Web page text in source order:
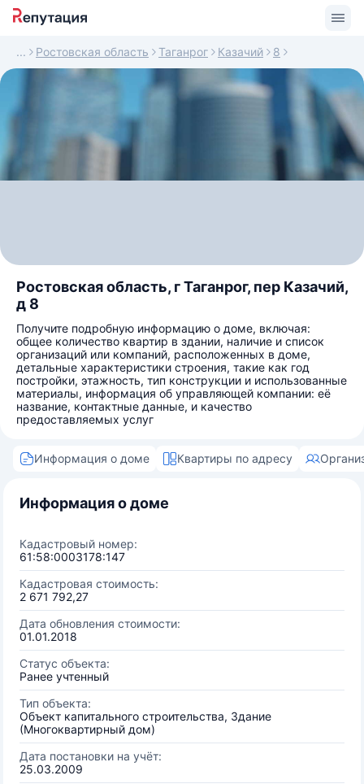
Ростовская область Таганрог Казачий 8
Ростовская область, г Таганрог, пер Казачий,
д 8
Получите подробную информацию о доме, включая:
общее количество квартир в здании, наличие и список
организаций или компаний, расположенных в доме,
детальные характеристики строения, такие как год
постройки, этажность, тип конструкции и использованные
материалы, информация об управляющей компании: её
название, контактные данные, и качество
предоставляемых услуг
Информация о доме Квартиры по адресу
Информация о доме
Кадастровый номер:
61:58:0003178:147
Кадастровая стоимость:
2 671 792,27
Дата обновления стоимости:
01.01.2018
Статус объекта:
Ранее учтенный
Тип объекта:
Объект капитального строительства, Здание
(Многоквартирный дом)
Дата постановки на учёт:
25.03.2009